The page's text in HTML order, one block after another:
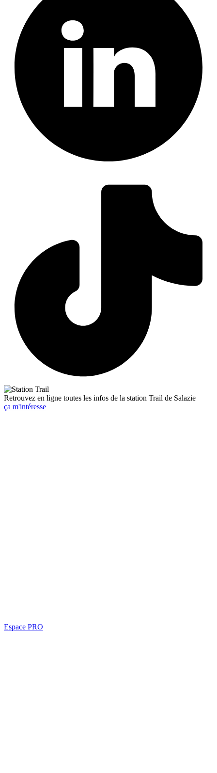
Retrouvez en ligne toutes les infos de la station Trail de Salazie
ça m'intéresse
Espace PRO